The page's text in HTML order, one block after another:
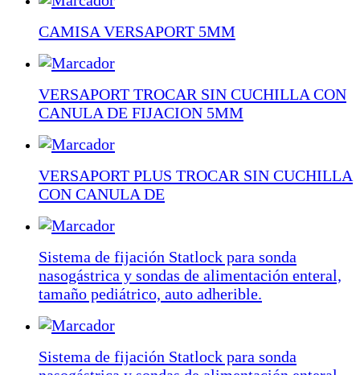
CAMISA VERSAPORT 5MM
VERSAPORT TROCAR SIN CUCHILLA CON
CANULA DE FIJACION 5MM
VERSAPORT PLUS TROCAR SIN CUCHILLA
CON CANULA DE
Sistema de fijación Statlock para sonda
nasogástrica y sondas de alimentación enteral,
tamaño pediátrico, auto adherible.
Sistema de fijación Statlock para sonda